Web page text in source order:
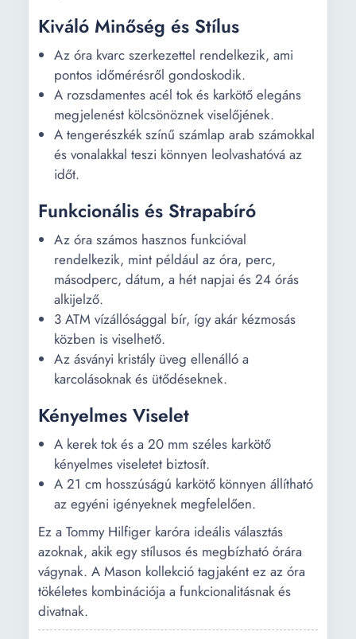
Kiváló Minőség és Stílus
Az óra kvarc szerkezettel rendelkezik, ami
pontos időmérésről gondoskodik.
A rozsdamentes acél tok és karkötő elegáns
megjelenést kölcsönöznek viselőjének.
A tengerészkék színű számlap arab számokkal
és vonalakkal teszi könnyen leolvashatóvá az
időt.
Funkcionális és Strapabíró
Az óra számos hasznos funkcióval
rendelkezik, mint például az óra, perc,
másodperc, dátum, a hét napjai és 24 órás
alkijelző.
3 ATM vízállósággal bír, így akár kézmosás
közben is viselhető.
Az ásványi kristály üveg ellenálló a
karcolásoknak és ütődéseknek.
Kényelmes Viselet
A kerek tok és a 20 mm széles karkötő
kényelmes viseletet biztosít.
A 21 cm hosszúságú karkötő könnyen állítható
az egyéni igényeknek megfelelően.
Ez a Tommy Hilfiger karóra ideális választás
azoknak, akik egy stílusos és megbízható órára
vágynak. A Mason kollekció tagjaként ez az óra
tökéletes kombinációja a funkcionalitásnak és
divatnak.